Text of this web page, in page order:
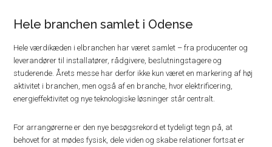
Hele branchen samlet i Odense
Hele værdikæden i elbranchen har været samlet – fra producenter og
leverandører til installatører, rådgivere, beslutningstagere og
studerende. Årets messe har derfor ikke kun været en markering af høj
aktivitet i branchen, men også af en branche, hvor elektrificering,
energieffektivitet og nye teknologiske løsninger står centralt.
For arrangørerne er den nye besøgsrekord et tydeligt tegn på, at
behovet for at mødes fysisk, dele viden og skabe relationer fortsat er